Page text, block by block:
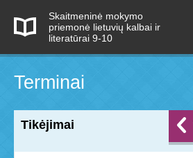
Skaitmeninė mokymo
priemonė lietuvių kalbai ir
literatūrai 9-10
Terminai
Tikėjimai